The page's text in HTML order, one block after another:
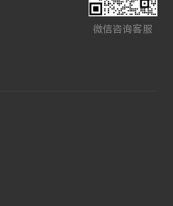
微信咨询客服